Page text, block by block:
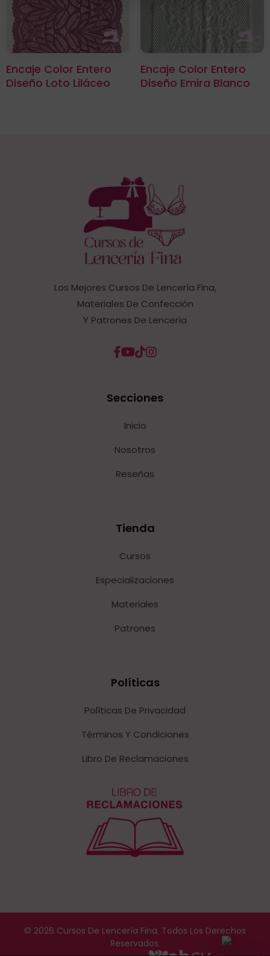
Encaje Color Entero
Diseño Loto Liláceo
Encaje Color Entero
Diseño Emira Blanco
Los Mejores Cursos De Lencería Fina,
Materiales De Confección
Y Patrones De Lencería
Secciones
Inicio
Nosotros
Reseñas
Tienda
Cursos
Especializaciones
Materiales
Patrones
Políticas
Políticas De Privacidad
Términos Y Condiciones
Libro De Reclamaciones
© 2026 Cursos De Lencería Fina. Todos Los Derechos
Reservados.